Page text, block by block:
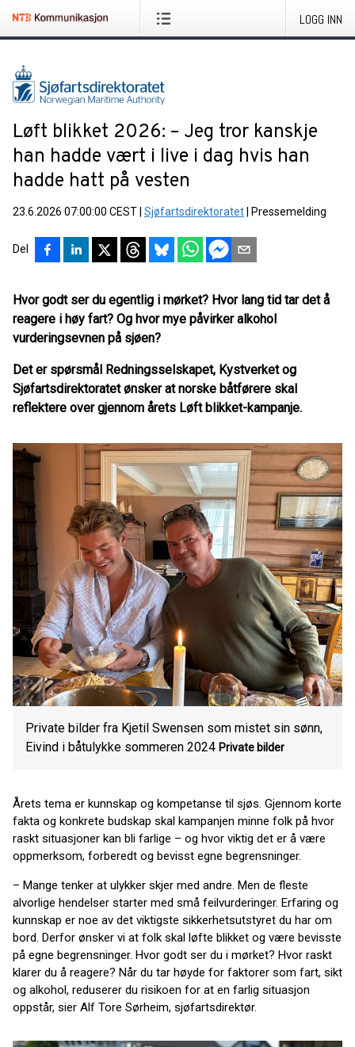
LOGG INN
Løft blikket 2026: – Jeg tror kanskje
han hadde vært i live i dag hvis han
hadde hatt på vesten
23.6.2026 07:00:00 CEST Sjøfartsdirektoratet Pressemelding
Del
Hvor godt ser du egentlig i mørket? Hvor lang tid tar det å
reagere i høy fart? Og hvor mye påvirker alkohol
vurderingsevnen på sjøen?
Det er spørsmål Redningsselskapet, Kystverket og
Sjøfartsdirektoratet ønsker at norske båtførere skal
reflektere over gjennom årets Løft blikket-kampanje.
Private bilder fra Kjetil Swensen som mistet sin sønn,
Eivind i båtulykke sommeren 2024 Private bilder
Årets tema er kunnskap og kompetanse til sjøs. Gjennom korte
fakta og konkrete budskap skal kampanjen minne folk på hvor
raskt situasjoner kan bli farlige – og hvor viktig det er å være
oppmerksom, forberedt og bevisst egne begrensninger.
– Mange tenker at ulykker skjer med andre. Men de fleste
alvorlige hendelser starter med små feilvurderinger. Erfaring og
kunnskap er noe av det viktigste sikkerhetsutstyret du har om
bord. Derfor ønsker vi at folk skal løfte blikket og være bevisste
på egne begrensninger. Hvor godt ser du i mørket? Hvor raskt
klarer du å reagere? Når du tar høyde for faktorer som fart, sikt
og alkohol, reduserer du risikoen for at en farlig situasjon
oppstår, sier Alf Tore Sørheim, sjøfartsdirektør.